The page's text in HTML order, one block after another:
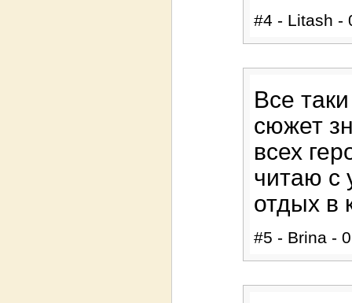
#4 - Litash -
Все
сюжет
всех
читаю с
отдых в
#5 - Brina -